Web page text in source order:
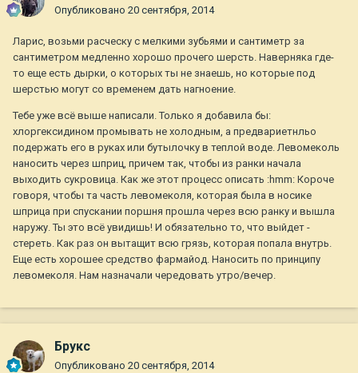
Опубликовано 20 сентября, 2014
Ларис, возьми расческу с мелкими зубьями и сантиметр за
сантиметром медленно хорошо прочего шерсть. Наверняка где-
то еще есть дырки, о которых ты не знаешь, но которые под
шерстью могут со временем дать нагноение.
Тебе уже всё выше написали. Только я добавила бы:
хлоргексидином промывать не холодным, а предвариетнльо
подержать его в руках или бутылочку в теплой воде. Левомеколь
наносить через шприц, причем так, чтобы из ранки начала
выходить сукровица. Как же этот процесс описать :hmm: Короче
говоря, чтобы та часть левомеколя, которая была в носике
шприца при спускании поршня прошла через всю ранку и вышла
наружу. Ты это всё увидишь! И обязательно то, что выйдет -
стереть. Как раз он вытащит всю грязь, которая попала внутрь.
Еще есть хорошее средство фармайод. Наносить по принципу
левомеколя. Нам назначали чередовать утро/вечер.
Брукс
Опубликовано 20 сентября, 2014